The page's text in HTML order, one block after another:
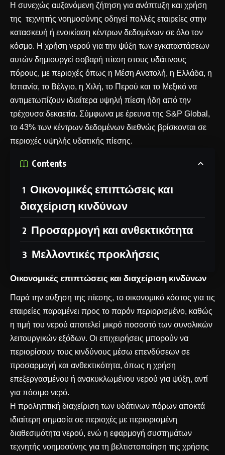
Η συνεχώς αυξανόμενη ζήτηση για ανάπτυξη και χρήση
της τεχνητής νοημοσύνης οδηγεί πολλές εταιρείες στην
κατασκευή ή ενοικίαση κέντρων δεδομένων σε όλο τον
κόσμο. Η χρήση νερού για την ψύξη των εγκαταστάσεων
αυτών δημιουργεί σοβαρή πίεση στους υδάτινους
πόρους, με περιοχές όπως η Μέση Ανατολή, η Ελλάδα, η
Ισπανία, το Βέλγιο, η Χιλή, το Περού και το Μεξικό να
αντιμετωπίζουν ιδιαίτερα υψηλή πίεση ήδη από την
τρέχουσα δεκαετία. Σύμφωνα με έρευνα της S&P Global,
το 43% των κέντρων δεδομένων διεθνώς βρίσκονται σε
περιοχές υψηλής υδατικής πίεσης.
Contents
Οικονομικές επιπτώσεις και
διαχείριση κινδύνων
Προσαρμογή και ανθεκτικότητα
Μελλοντικές προκλήσεις
Οικονομικές επιπτώσεις και διαχείριση κινδύνων
Παρά την αύξηση της πίεσης, το οικονομικό κόστος για τις
εταιρείες παραμένει προς το παρόν περιορισμένο, καθώς
η τιμή του νερού αποτελεί μικρό ποσοστό των συνολικών
λειτουργικών εξόδων. Οι επιχειρήσεις μπορούν να
περιορίσουν τους κινδύνους μέσω επενδύσεων σε
προσαρμογή και ανθεκτικότητα, όπως η χρήση
επεξεργασμένου ή ανακυκλωμένου νερού για ψύξη, αντί
για πόσιμο νερό.
Η προληπτική διαχείριση των υδάτινων πόρων αποκτά
ιδιαίτερη σημασία σε περιοχές με περιορισμένη
διαθεσιμότητα νερού, ενώ η εφαρμογή συστημάτων
τεχνητής νοημοσύνης για τη βελτιστοποίηση της χρήσης